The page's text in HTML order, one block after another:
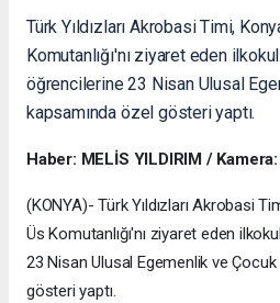
Türk Yıldızları Akrobasi Timi,
Komutanlığı'nı ziyaret eden
öğrencilerine 23 Nisan Ulusal
kapsamında özel gösteri yaptı.
Haber: MELİS YILDIRIM /
(KONYA)- Türk Yıldızları Akrobasi
Üs Komutanlığı'nı ziyaret eden
23 Nisan Ulusal Egemenlik ve
gösteri yaptı.